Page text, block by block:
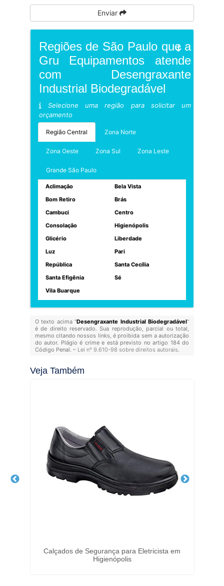
Enviar
Regiões de São Paulo que a
Gru Equipamentos atende
com Desengraxante
Industrial Biodegradável
Selecione uma região para solicitar um
orçamento
Região Central Zona Norte
Zona Oeste Zona Sul Zona Leste
Grande São Paulo
Aclimação
Bela Vista
Bom Retiro
Brás
Cambuci
Centro
Consolação
Higienópolis
Glicério
Liberdade
Luz
Pari
República
Santa Cecília
Santa Efigênia
Sé
Vila Buarque
O texto acima "Desengraxante Industrial Biodegradável"
é de direito reservado. Sua reprodução, parcial ou total,
mesmo citando nossos links, é proibida sem a autorização
do autor. Plágio é crime e está previsto no artigo 184 do
Código Penal. – Lei n° 9.610-98 sobre direitos autorais.
Veja Também
Calçados de Segurança para Eletricista em
Higienópolis